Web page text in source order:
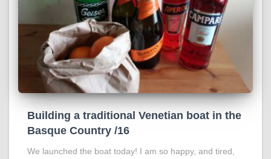
Building a traditional Venetian boat in the
Basque Country /16
We launched the boat today! I am so happy, and tired,